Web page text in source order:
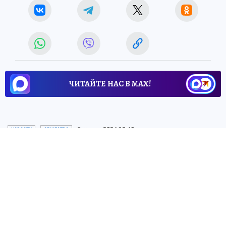
ЧИТАЙТЕ НАС В МАХ!
НОВОСТИ ОБЩЕСТВО 8 июля 2026 12:40